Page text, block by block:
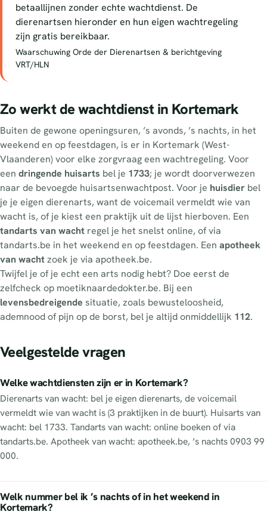
betaallijnen zonder echte wachtdienst. De
dierenartsen hieronder en hun eigen wachtregeling
zijn gratis bereikbaar.
Waarschuwing Orde der Dierenartsen & berichtgeving
VRT/HLN
Zo werkt de wachtdienst in Kortemark
Buiten de gewone openingsuren, ’s avonds, ’s nachts, in het
weekend en op feestdagen, is er in Kortemark (West-
Vlaanderen) voor elke zorgvraag een wachtregeling. Voor
een dringende huisarts bel je 1733; je wordt doorverwezen
naar de bevoegde huisartsenwachtpost. Voor je huisdier bel
je je eigen dierenarts, want de voicemail vermeldt wie van
wacht is, of je kiest een praktijk uit de lijst hierboven. Een
tandarts van wacht regel je het snelst online, of via
tandarts.be in het weekend en op feestdagen. Een apotheek
van wachtzoek je via apotheek.be.
Twijfel je of je echt een arts nodig hebt? Doe eerst de
zelfcheck op moetiknaardedokter.be. Bij een
levensbedreigende situatie, zoals bewusteloosheid,
ademnood of pijn op de borst, bel je altijd onmiddellijk 112.
Veelgestelde vragen
Welke wachtdiensten zijn er in Kortemark?
Dierenarts van wacht: bel je eigen dierenarts, de voicemail
vermeldt wie van wacht is (3 praktijken in de buurt). Huisarts van
wacht: bel 1733. Tandarts van wacht: online boeken of via
tandarts.be. Apotheek van wacht: apotheek.be, ’s nachts 0903 99
000.
Welk nummer bel ik ’s nachts of in het weekend in
Kortemark?